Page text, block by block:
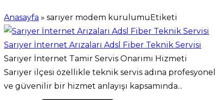
Anasayfa » sarıyer modem kurulumuEtiketi
Sarıyer İnternet Arızaları Adsl Fiber Teknik Servisi
Sarıyer İnternet Tamir Servis Onarımı Hizmeti
Sarıyer ilçesi özellikle teknik servis adına profesyonel
ve güvenilir bir hizmet anlayışı kapsamında...